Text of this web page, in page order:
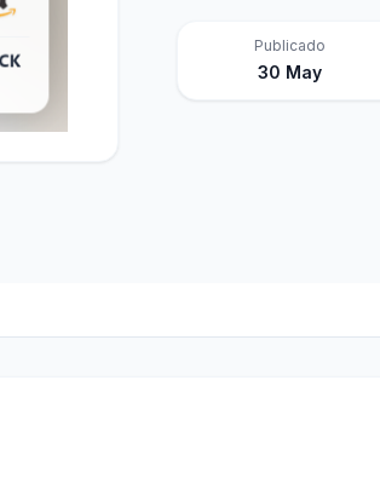
Publicado
30 May